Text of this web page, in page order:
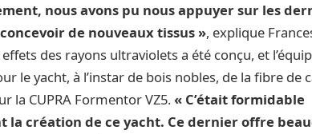
nous avons pu nous appuyer sur les
de nouveaux tissus », explique
des rayons ultraviolets a été conçu, et
le yacht, à l’instar de bois nobles, de la fibre de
la CUPRA Formentor VZ5.« C’était formidable
la création de ce yacht. Ce dernier offre